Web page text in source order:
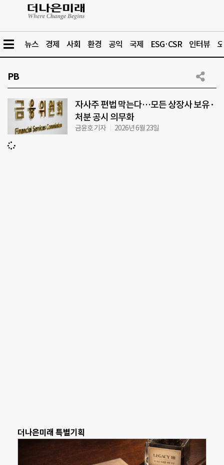
뉴스 경제 사회 환경 공익 국제 ESG·CSR 인터뷰
PB
자사주 편법 막는다…모든 상장사 보유·
처분 공시 의무화
금윤호 기자 2026년 6월 23일
더나은미래 특별기획